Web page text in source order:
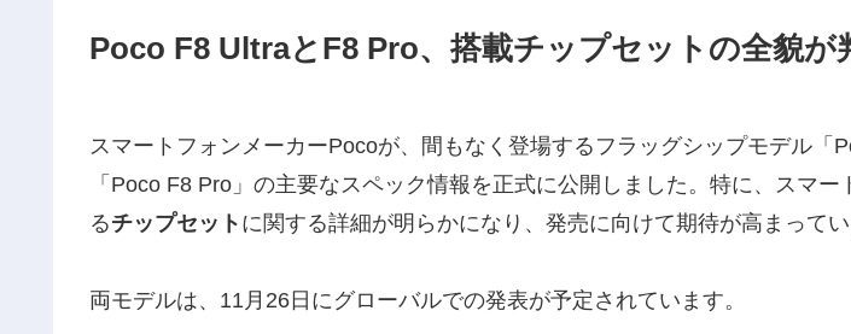
Poco F8 UltraとF8 Pro、搭載チップセットの全貌が
スマートフォンメーカーPocoが、間もなく登場するフラッグシップモデル「
「Poco F8 Pro」の主要なスペック情報を正式に公開しました。特に、スマー
るチップセット に関する詳細が明らかになり、発売に向けて期待が高まってい
両モデルは、11月26日にグローバルでの発表が予定されています。